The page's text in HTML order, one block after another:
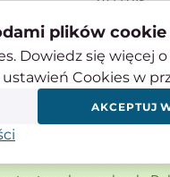
99A60M7VE01
550166
wynalazł wypalaną w
tarcza szlifierska
plików cookie
Dowiedz się więcej
Cookies w
AKCEPTUJ